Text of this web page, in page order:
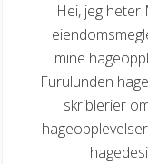
Hei, jeg heter
mine
Furulunden
skriblerier